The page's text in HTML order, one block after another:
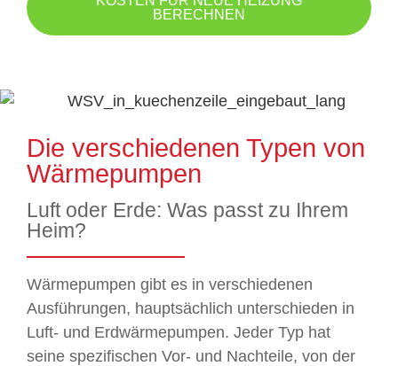
BERECHNEN
Die verschiedenen Typen von
Wärmepumpen
Luft oder Erde: Was passt zu Ihrem
Heim?
Wärmepumpen gibt es in verschiedenen
Ausführungen, hauptsächlich unterschieden in
Luft- und Erdwärmepumpen. Jeder Typ hat
seine spezifischen Vor- und Nachteile, von der